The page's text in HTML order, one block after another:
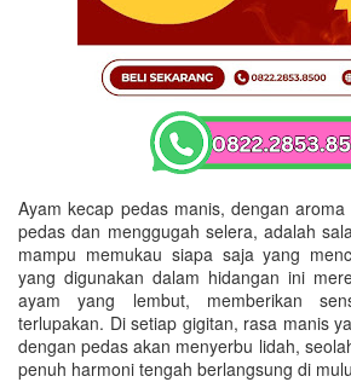
Ayam kecap pedas manis, dengan
pedas dan menggugah selera, adalah
mampu memukau siapa saja yang
yang digunakan dalam hidangan ini
ayam yang lembut, memberikan
terlupakan. Di setiap gigitan, rasa manis
dengan pedas akan menyerbu lidah,
penuh harmoni tengah berlangsung di